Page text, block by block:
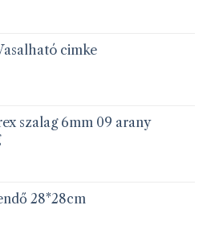
cimke
szalag 6mm 09 arany
28*28cm